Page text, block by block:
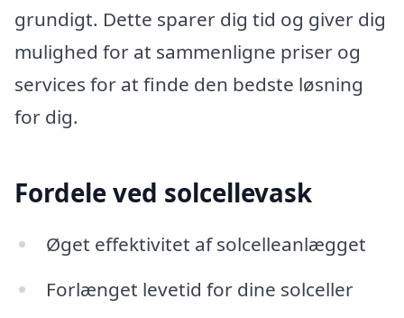
grundigt. Dette sparer dig tid og giver dig
mulighed for at sammenligne priser og
services for at finde den bedste løsning
for dig.
Fordele ved solcellevask
Øget effektivitet af solcelleanlægget
Forlænget levetid for dine solceller